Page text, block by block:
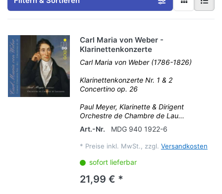
Carl Maria von Weber -
Klarinettenkonzerte
Carl Maria von Weber (1786-1826)
Klarinettenkonzerte Nr. 1 & 2
Concertino op. 26
Paul Meyer, Klarinette & Dirigent
Orchestre de Chambre de Lau...
Art.-Nr.
MDG 940 1922-6
* Preise inkl. MwSt., zzgl. Versandkosten
sofort lieferbar
21,99 € *